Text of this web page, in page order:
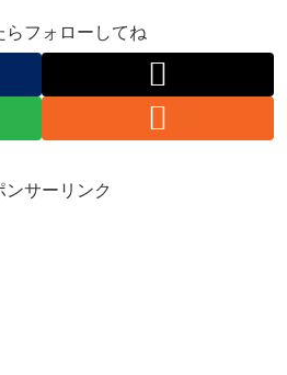
らフォローしてね
ンサーリンク